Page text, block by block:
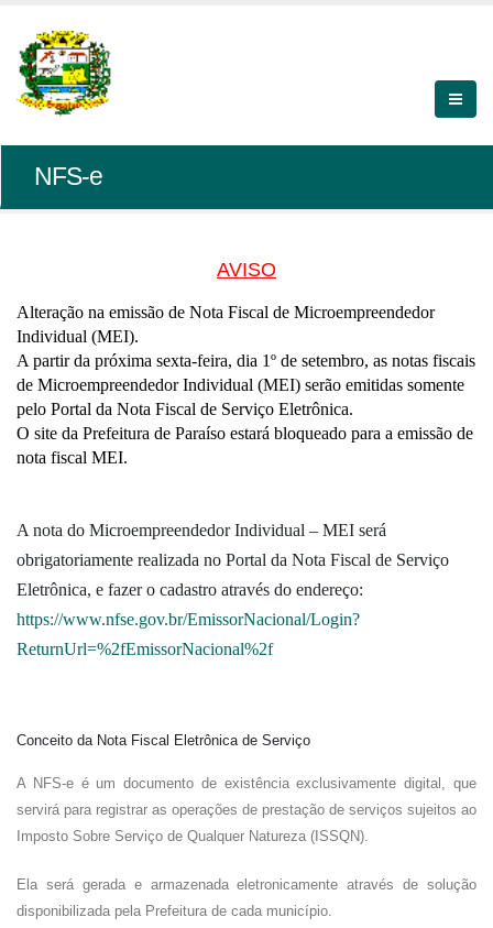
NFS-e
AVISO
Alteração na emissão de Nota Fiscal de Microempreendedor
Individual (MEI).
A partir da próxima sexta-feira, dia 1º de setembro, as notas fiscais
de Microempreendedor Individual (MEI) serão emitidas somente
pelo Portal da Nota Fiscal de Serviço Eletrônica.
O site da Prefeitura de Paraíso estará bloqueado para a emissão de
nota fiscal MEI.
A nota do Microempreendedor Individual – MEI será
obrigatoriamente realizada no Portal da Nota Fiscal de Serviço
Eletrônica, e fazer o cadastro através do endereço:
https://www.nfse.gov.br/EmissorNacional/Login?
ReturnUrl=%2fEmissorNacional%2f
Conceito da Nota Fiscal Eletrônica de Serviço
A NFS-e é um documento de existência exclusivamente digital, que
servirá para registrar as operações de prestação de serviços sujeitos ao
Imposto Sobre Serviço de Qualquer Natureza (ISSQN).
Ela será gerada e armazenada eletronicamente através de solução
disponibilizada pela Prefeitura de cada município.